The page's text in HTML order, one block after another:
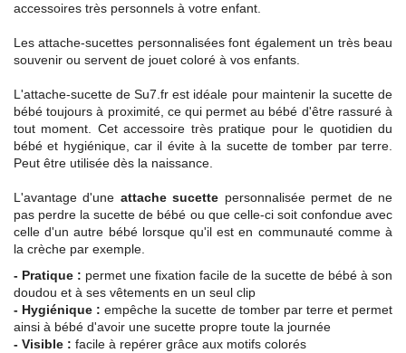
accessoires très personnels à votre enfant.
Les attache-sucettes personnalisées font également un très beau
souvenir ou servent de jouet coloré à vos enfants.
L'attache-sucette de Su7.fr est idéale pour maintenir la sucette de
bébé toujours à proximité, ce qui permet au bébé d'être rassuré à
tout moment. Cet accessoire très pratique pour le quotidien du
bébé et hygiénique, car il évite à la sucette de tomber par terre.
Peut être utilisée dès la naissance.
L'avantage d'une attache sucette personnalisée permet de ne
pas perdre la sucette de bébé ou que celle-ci soit confondue avec
celle d'un autre bébé lorsque qu'il est en communauté comme à
la crèche par exemple.
- Pratique : permet une fixation facile de la sucette de bébé à son
doudou et à ses vêtements en un seul clip
- Hygiénique : empêche la sucette de tomber par terre et permet
ainsi à bébé d'avoir une sucette propre toute la journée
- Visible : facile à repérer grâce aux motifs colorés